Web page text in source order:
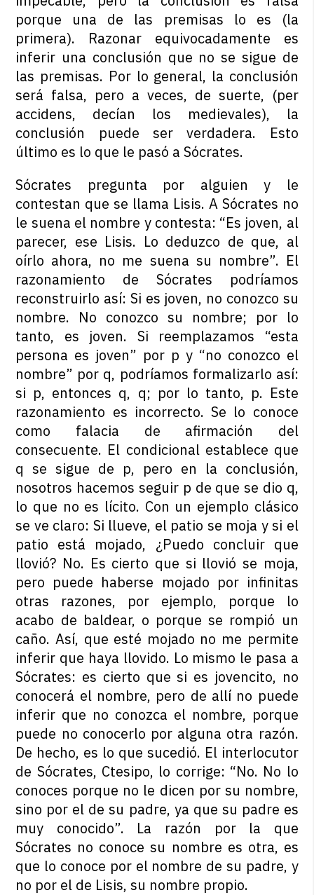
porque una de las premisas lo es (la
primera). Razonar equivocadamente es
inferir una conclusión que no se sigue de
las premisas. Por lo general, la conclusión
será falsa, pero a veces, de suerte, (per
accidens, decían los medievales), la
conclusión puede ser verdadera. Esto
último es lo que le pasó a Sócrates.
Sócrates pregunta por alguien y le
contestan que se llama Lisis. A Sócrates no
le suena el nombre y contesta: “Es joven, al
parecer, ese Lisis. Lo deduzco de que, al
oírlo ahora, no me suena su nombre”. El
razonamiento de Sócrates podríamos
reconstruirlo así: Si es joven, no conozco su
nombre. No conozco su nombre; por lo
tanto, es joven. Si reemplazamos “esta
persona es joven” por p y “no conozco el
nombre” por q, podríamos formalizarlo así:
si p, entonces q, q; por lo tanto, p. Este
razonamiento es incorrecto. Se lo conoce
como falacia de afirmación del
consecuente. El condicional establece que
q se sigue de p, pero en la conclusión,
nosotros hacemos seguir p de que se dio q,
lo que no es lícito. Con un ejemplo clásico
se ve claro: Si llueve, el patio se moja y si el
patio está mojado, ¿Puedo concluir que
llovió? No. Es cierto que si llovió se moja,
pero puede haberse mojado por infinitas
otras razones, por ejemplo, porque lo
acabo de baldear, o porque se rompió un
caño. Así, que esté mojado no me permite
inferir que haya llovido. Lo mismo le pasa a
Sócrates: es cierto que si es jovencito, no
conocerá el nombre, pero de allí no puede
inferir que no conozca el nombre, porque
puede no conocerlo por alguna otra razón.
De hecho, es lo que sucedió. El interlocutor
de Sócrates, Ctesipo, lo corrige: “No. No lo
conoces porque no le dicen por su nombre,
sino por el de su padre, ya que su padre es
muy conocido”. La razón por la que
Sócrates no conoce su nombre es otra, es
que lo conoce por el nombre de su padre, y
no por el de Lisis, su nombre propio.